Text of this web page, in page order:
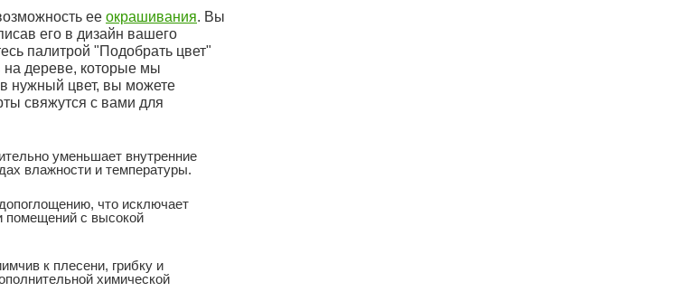
ее окрашивания. Вы
его в дизайн вашего
палитрой "Подобрать цвет"
дереве, которые мы
нужный цвет, вы можете
свяжутся с вами для
уменьшает внутренние
влажности и температуры.
что исключает
помещений с высокой
к плесени, грибку и
химической